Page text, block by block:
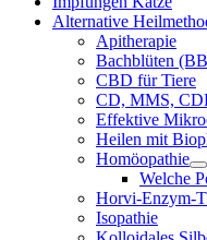
Alternative
Apitherapie
Bachblüten
CBD für Tiere
CD, MMS,
Effektive
Heilen mit
Homöopathie
Welche
Horvi-Enzym-
Isopathie